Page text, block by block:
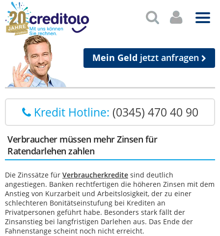
Mein Geld jetzt anfragen
Kredit Hotline: (0345) 470 40 90
Verbraucher müssen mehr Zinsen für
Ratendarlehen zahlen
Die Zinssätze für Verbraucherkredite sind deutlich
angestiegen. Banken rechtfertigen die höheren Zinsen mit dem
Anstieg von Kurzarbeit und Arbeitslosigkeit, der zu einer
schlechteren Bonitätseinstufung bei Krediten an
Privatpersonen geführt habe. Besonders stark fällt der
Zinsanstieg bei langfristigen Darlehen aus. Das Ende der
Fahnenstange scheint noch nicht erreicht.